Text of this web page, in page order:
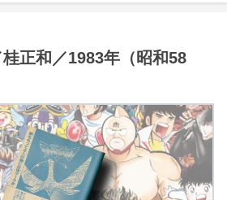
正和／1983年（昭和58